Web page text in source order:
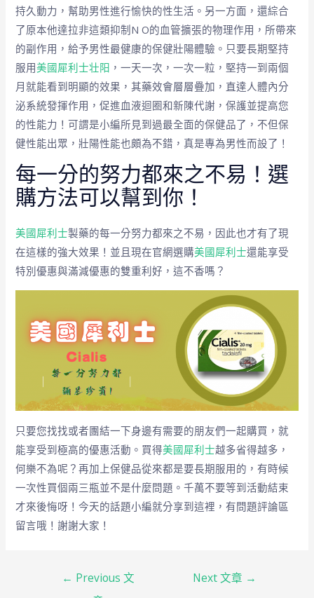
持久動力，幫助男性進行愉快的性生活。另一方面，還綜合
了原本他達拉非這類抑制N O的血管擴張的物理作用，所帶來
的副作用，給予男性最健康的保健壯陽體驗。只要長期堅持
服用美國犀利士壮阳 ，一天一次，一次一粒，堅持一到兩個
月就能看到明顯的效果，其藥效會層層疊加，直達人體內分
泌系統發揮作用，促進血液迴圈和新陳代謝，保護並提高您
的性能力！可謂是小編所見到過最全面的保健品了，不但保
健性能出眾，壯陽性能也頗為不錯，真是專為男性而設了！
每一分的努力都來之不易！選
購方法可以幫到你！
美國犀利士製藥的每一分努力都來之不易，因此也才有了現
在這樣的強大效果！並且現在官網選購美國犀利士還能享受
特別優惠與滿減優惠的雙重利好，這不香嗎？
只要您找找或者團結一下身邊有需要的朋友們一起購買，就
能享受到極高的優惠活動。買得美國犀利士越多省得越多，
何樂不為呢？再加上保健品從來都是要長期服用的，有時候
一次性買個兩三瓶並不是什麼問題。千萬不要等到活動結束
才來後悔呀！今天的話題小編就分享到這裡，有問題評論區
留言哦！謝謝大家！
← Previous 文
Next 文章 →